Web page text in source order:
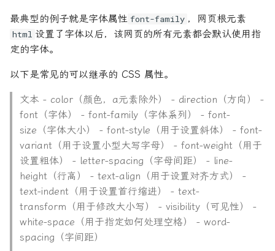
最典型的例子就是字体属性 font-family ，网页根元素
html 设置了字体以后，该网页的所有元素都会默认使用指
定的字体。
以下是常见的可以继承的 CSS 属性。
文本 - color（颜色，a元素除外） - direction（方向） -
font（字体） - font-family（字体系列） - font-
size（字体大小） - font-style（用于设置斜体） - font-
variant（用于设置小型大写字母） - font-weight（用于
设置粗体） - letter-spacing（字母间距） - line-
height（行高） - text-align（用于设置对齐方式） -
text-indent（用于设置首行缩进） - text-
transform（用于修改大小写） - visibility（可见性） -
white-space（用于指定如何处理空格） - word-
spacing（字间距）